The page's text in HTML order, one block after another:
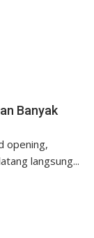
Banyak
opening,
langsung...